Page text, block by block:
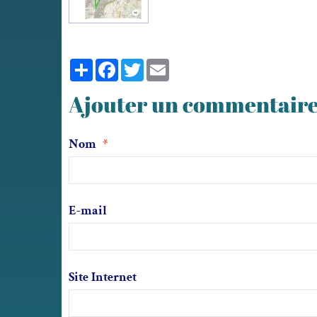
PartagerFacebook
Twitter
Ajouter un
Nom
E-mail
Site Internet